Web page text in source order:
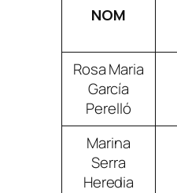
NOM
Rosa Maria
García
Perelló
Marina
Serra
Heredia